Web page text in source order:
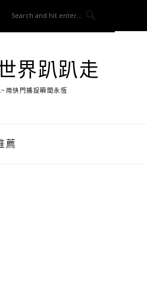
界趴趴走
用快門捕捉瞬間永恆
薦